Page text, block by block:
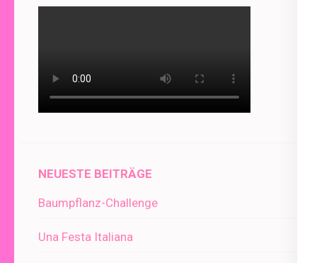
NEUESTE BEITRÄGE
Baumpflanz-Challenge
Una Festa Italiana